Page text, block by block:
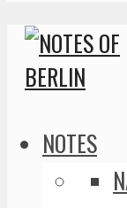
NOTES